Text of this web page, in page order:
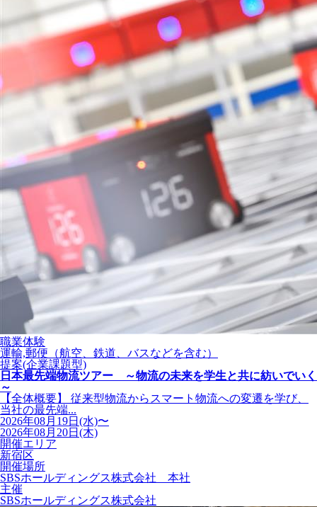
職業体験
運輸,郵便（航空、鉄道、バスなどを含む）
提案(企業課題型)
日本最先端物流ツアー ～物流の未来を学生と共に紡いでいく
～
【全体概要】 従来型物流からスマート物流への変遷を学び、
当社の最先端...
2026年08月19日(水)〜
2026年08月20日(木)
開催エリア
新宿区
開催場所
SBSホールディングス株式会社 本社
主催
SBSホールディングス株式会社